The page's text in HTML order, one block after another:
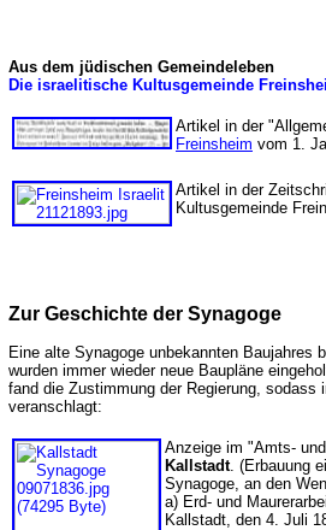
Aus dem jüdischen Gemeindeleben
Die israelitische Kultusgemeinde
Artikel in der
Freinsheim vom 1.
Artikel in der
Kultusgemeinde
Zur Geschichte der Synagoge
Eine alte Synagoge unbekannten Baujahres
wurden immer wieder neue Baupläne
fand die Zustimmung der Regierung, sodass
veranschlagt:
Anzeige im "Amts-
Kallstadt. (Erbauung
Synagoge, an den
a) Erd- und
Kallstadt, den 4. Juli